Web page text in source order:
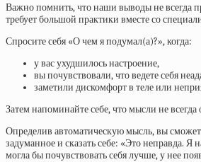
Важно помнить, что наши выводы не всегда
требует большой практики вместе со
Спросите себя «О чем я подумал(а)?», когда:
у вас ухудшилось настроение,
вы почувствовали, что ведете себя
заметили дискомфорт в теле или
Затем напоминайте себе, что мысли не всегда
Определив автоматическую мысль, вы
задуманное и сказать себе: «Это неправда.
могла бы почувствовать себя лучше, у нее